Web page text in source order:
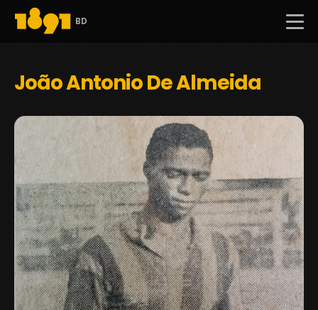
BD
João Antonio De Almeida